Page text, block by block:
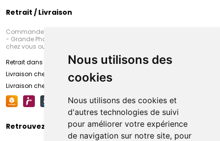
Nous utilisons des
cookies
Nous utilisons des cookies et
d'autres technologies de suivi
pour améliorer votre expérience
de navigation sur notre site, pour
Retrait / Livraison
Commandez en ligne et venez chercher votre commande à Amiens
- Grande Pharmacie d’Amiens (Fachon) ou recevez-là rapidement
chez vous ou en point retrait
Retrait dans la pharmacie d’Amiens
Livraison chez vous
Livraison chez votre commerçant
Retrouvez-nous sur vos réseaux sociaux